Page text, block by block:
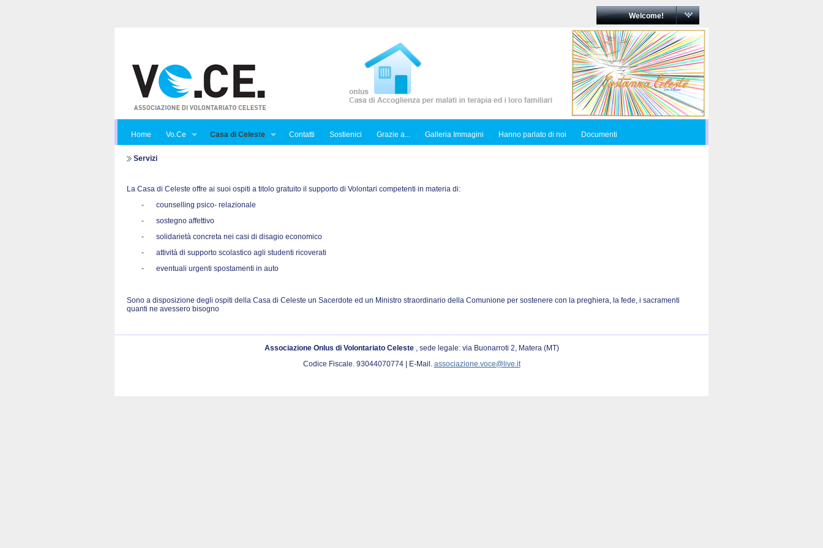
Welcome!
Home Vo.Ce Casa di Celeste Contatti Sostienici Grazie a... Galleria Immagini Hanno parlato di noi Documenti
Servizi
La Casa di Celeste offre ai suoi ospiti a titolo gratuito il supporto di Volontari competenti in materia di:
-
counselling psico- relazionale
-
sostegno affettivo
-
solidarietà concreta nei casi di disagio economico
-
attività di supporto scolastico agli studenti ricoverati
-
eventuali urgenti spostamenti in auto
Sono a disposizione degli ospiti della Casa di Celeste un Sacerdote ed un Ministro straordinario della Comunione per sostenere con la preghiera, la fede, i sacramenti
quanti ne avessero bisogno
Associazione Onlus di Volontariato Celeste , sede legale: via Buonarroti 2, Matera (MT)
Codice Fiscale. 93044070774 | E-Mail. associazione.voce@live.it